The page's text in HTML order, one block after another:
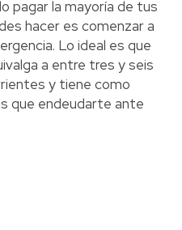
pagar la mayoría de tus
hacer es comenzar a
Lo ideal es que
a entre tres y seis
y tiene como
que endeudarte ante